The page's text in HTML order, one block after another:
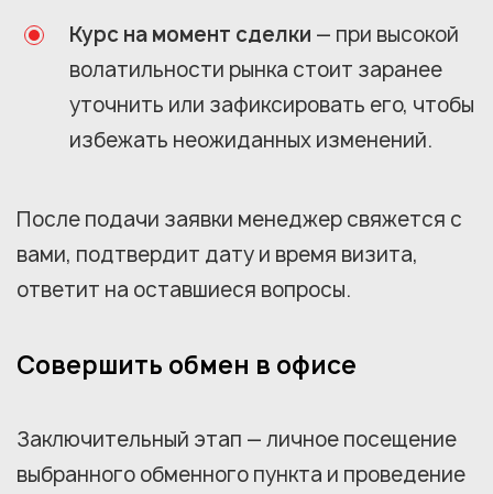
Курс на момент сделки — при высокой
волатильности рынка стоит заранее
уточнить или зафиксировать его, чтобы
избежать неожиданных изменений.
После подачи заявки менеджер свяжется с
вами, подтвердит дату и время визита,
ответит на оставшиеся вопросы.
Совершить обмен в офисе
Заключительный этап — личное посещение
выбранного обменного пункта и проведение